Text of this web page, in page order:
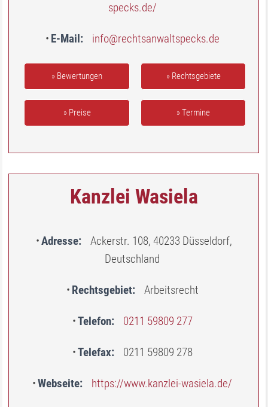
specks.de/
E-Mail info@rechtsanwaltspecks.de
» Bewertungen » Rechtsgebiete
» Preise » Termine
Kanzlei Wasiela
Adresse
Ackerstr. 108, 40233 Düsseldorf,
Deutschland
Rechtsgebiet Arbeitsrecht
Telefon 0211 59809 277
Telefax 0211 59809 278
Webseite https://www.kanzlei-wasiela.de/